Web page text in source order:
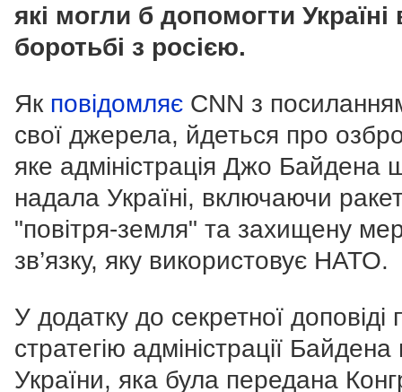
які могли б допомогти Україні
боротьбі з росією.
Як повідомляє CNN з
свої джерела, йдеться про
яке адміністрація Джо Байдена
надала Україні, включаючи
"повітря-земля" та захищену
зв’язку, яку використовує НАТО.
У додатку до секретної доповіді
стратегію адміністрації
України, яка була передана